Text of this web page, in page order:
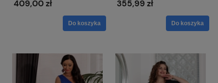
409,00 zł
Do koszyka
355,99 zł
Do koszyka